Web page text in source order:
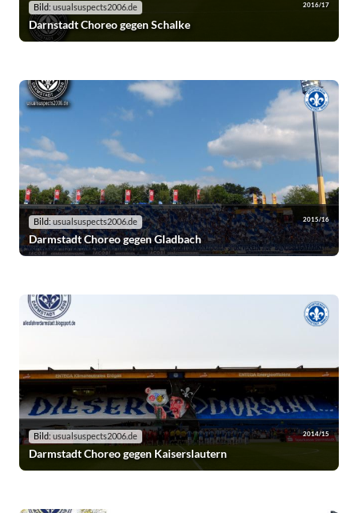
Bild: usualsuspects2006.de 2016/17
Darnstadt Choreo gegen Schalke
Bild: usualsuspects2006.de 2015/16
Darmstadt Choreo gegen Gladbach
Bild: usualsuspects2006.de 2014/15
Darmstadt Choreo gegen Kaiserslautern